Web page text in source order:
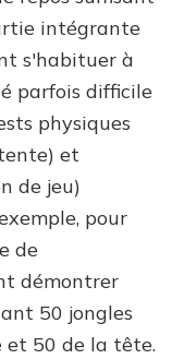
intégrante
s'habituer à
parfois difficile
physiques
et
de jeu)
pour
de
démontrer
50 jongles
et 50 de la tête.